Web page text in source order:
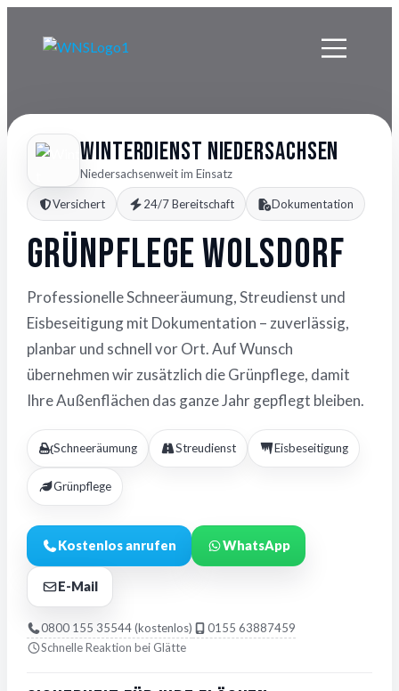
Winterdienst Niedersachsen
Niedersachsenweit im Einsatz
Versichert 24/7 Bereitschaft Dokumentation
Grünpflege Wolsdorf
Professionelle Schneeräumung, Streudienst und
Eisbeseitigung mit Dokumentation – zuverlässig,
planbar und schnell vor Ort. Auf Wunsch
übernehmen wir zusätzlich die Grünpflege, damit
Ihre Außenflächen das ganze Jahr gepflegt bleiben.
Schneeräumung Streudienst Eisbeseitigung
Grünpflege
Kostenlos anrufen WhatsApp
E-Mail
0800 155 35544 (kostenlos)
0155 63887459
Schnelle Reaktion bei Glätte